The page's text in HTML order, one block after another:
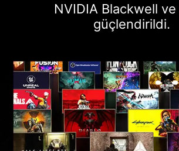
NVIDIA Blackwell ve
güçlendirildi.